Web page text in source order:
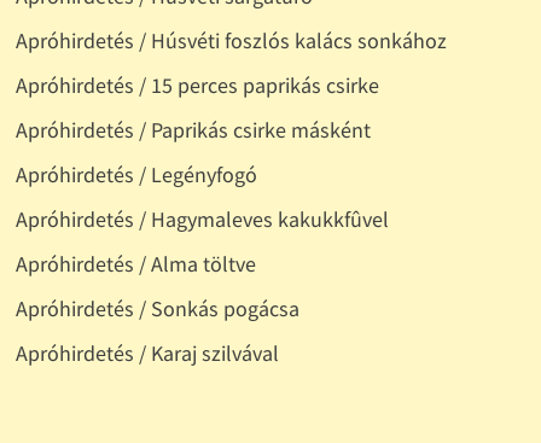
Apróhirdetés / Húsvéti foszlós kalács sonkához
Apróhirdetés / 15 perces paprikás csirke
Apróhirdetés / Paprikás csirke másként
Apróhirdetés / Legényfogó
Apróhirdetés / Hagymaleves kakukkfûvel
Apróhirdetés / Alma töltve
Apróhirdetés / Sonkás pogácsa
Apróhirdetés / Karaj szilvával